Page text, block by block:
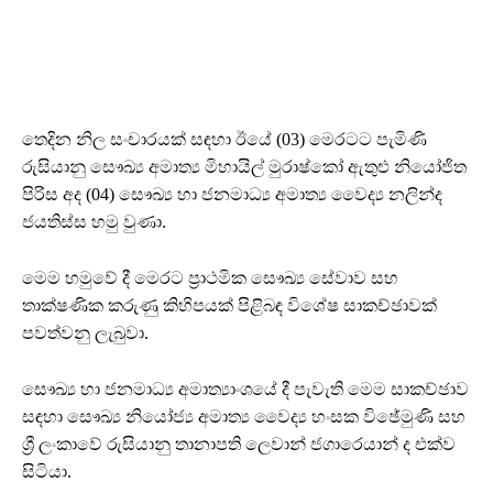
තෙදින නිල සංචාරයක් සඳහා ඊයේ (03) මෙරටට පැමිණි
රුසියානු සෞඛ්‍ය අමාත්‍ය මිහායිල් මුරාෂ්කෝ ඇතුළු නියෝජිත
පිරිස අද (04) සෞඛ්‍ය හා ජනමාධ්‍ය අමාත්‍ය වෛද්‍ය නලින්ද
ජයතිස්ස හමු වුණා.
මෙම හමුවේ දී මෙරට ප්‍රාථමික සෞඛ්‍ය සේවාව සහ
තාක්ෂණික කරුණු කිහිපයක් පිළිබඳ විශේෂ සාකච්ඡාවක්
පවත්වනු ලැබුවා.
සෞඛ්‍ය හා ජනමාධ්‍ය අමාත්‍යාංශයේ දී පැවැති මෙම සාකච්ඡාව
සඳහා සෞඛ්‍ය නියෝජ්‍ය අමාත්‍ය වෛද්‍ය හංසක විඡේමුණි සහ
ශ්‍රී ලංකාවේ රුසියානු තානාපති ලෙවාන් ජගාරෙයාන් ද එක්ව
සිටියා.